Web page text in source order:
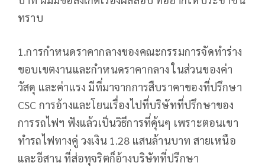
ทราบ
1.การกำหนดราคากลางของคณะกรรมการจัดทำร่าง
ขอบเขตงานและกำหนดราคากลาง ในส่วนของค่า
วัสดุ และค่าแรง มีที่มาจากการสืบราคาของที่ปรึกษา
CSC การอ้างและโยนเรื่องไปที่บริษัทที่ปรึกษาของ
การรถไฟฯ ฟังแล้วเป็นวิธีการที่คุ้นๆ เพราะตอนเขา
ทำรถไฟทางคู่ วงเงิน 1.28 แสนล้านบาท สายเหนือ
และอีสาน ที่ส่อทุจริตก็อ้างบริษัทที่ปรึกษา